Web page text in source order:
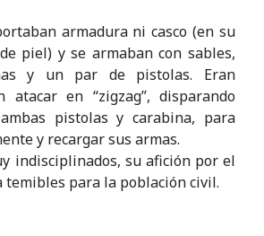
armadura ni casco (en su
piel) y se armaban con sables,
y un par de pistolas. Eran
atacar en “zigzag”, disparando
pistolas y carabina, para
y recargar sus armas.
indisciplinados, su afición por el
temibles para la población civil.